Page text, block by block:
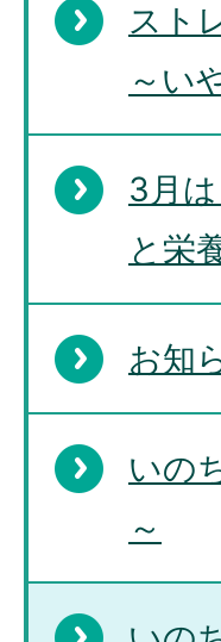
スト
～い
3月
と栄
お知
いの
～